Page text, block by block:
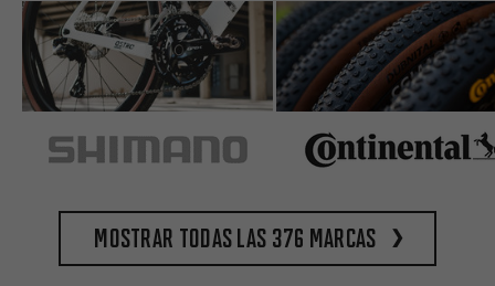
Mostrar todas las 376 marcas